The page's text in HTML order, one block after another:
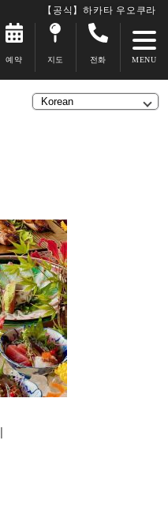
【공식】하카타 우오쿠라
예약 지도 전화